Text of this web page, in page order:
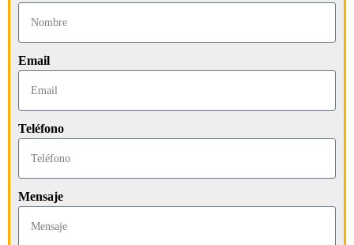
Email
Teléfono
Mensaje